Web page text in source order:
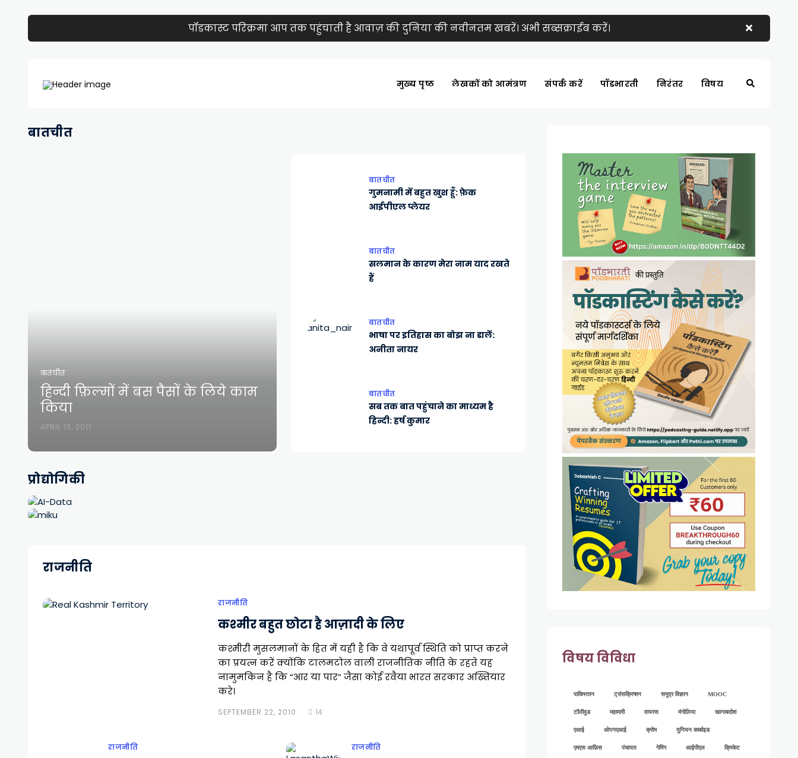
पॉडकास्ट परिक्रमा आप तक पहुंचाती है आवाज़ की दुनिया की नवीनतम खबरें। अभी सब्सक्राईब करें।
मुख्य पृष्ठ लेखकों को आमंत्रण संपर्क करें पॉडभारती निरंतर विषय
बातचीत
बातचीत
हिन्दी फ़िल्मों में बस पैसों के लिये काम
किया
APRIL 13, 2011
बातचीत
गुमनामी में बहुत खुश हूँ: फ़ेक
आईपीएल प्लेयर
बातचीत
सलमान के कारण मेरा नाम याद रखते
हैं
बातचीत
भाषा पर इतिहास का बोझ ना डालें:
अनीता नायर
बातचीत
सब तक बात पहुंचाने का माध्यम है
हिन्दी: हर्ष कुमार
प्रोद्योगिकी
राजनीति
राजनीति
कश्मीर बहुत छोटा है आज़ादी के लिए
कश्मीरी मुसलमानों के हित में यही है कि वे यथापूर्व स्थिति को प्राप्त करने
का प्रयत्न करें क्योंकि टालमटोल वाली राजनीतिक नीति के रहते यह
नामुमकिन है कि “आर या पार” जैसा कोई रवैया भारत सरकार अख्तियार
करे।
SEPTEMBER 22, 2010 14
राजनीति राजनीति
विषय विविधा
पाकिस्तान ट्रांसक्रिप्शन समुद्र विज्ञान MOOC
टॉलीवुड महामारी वायरस मंगोलिया खानाबदोश
एआई ओपनएआई क्रोम युनियन कार्बाइड
एमएस आफ़िस पंचायत गेमिंग आईपीएल क्रिकेट